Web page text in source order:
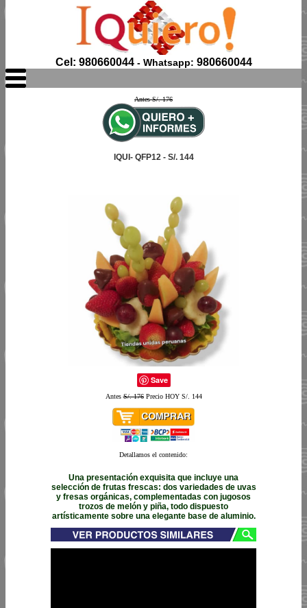
Cel: 980660044- Whatsapp: 980660044
Antes S/. 176
IQUI- QFP12 - S/. 144
Save
AntesS/. 176Precio HOY S/. 144
Detallamos el contenido:
Una presentación exquisita que incluye una
selección de frutas frescas: dos variedades de uvas
y fresas orgánicas, complementadas con jugosos
trozos de melón y piña, todo dispuesto
artísticamente sobre una elegante base de aluminio.